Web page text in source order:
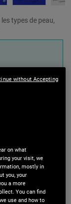
types de peau,
TARD​
sans frais avec
disponible !
sur la page
on what
your visit, we
mostly in
you, your
a more
You can find
use and how to
without Accepting